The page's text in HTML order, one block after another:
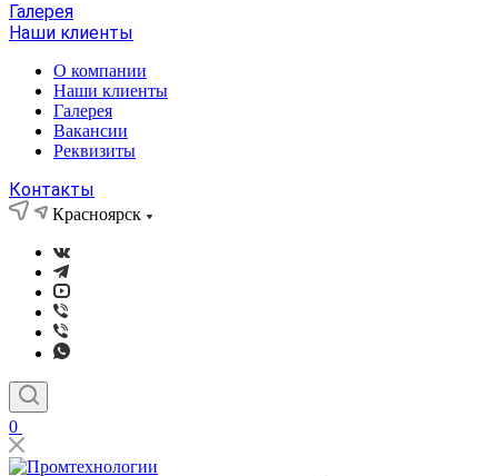
Галерея
Наши клиенты
О компании
Наши клиенты
Галерея
Вакансии
Реквизиты
Контакты
Красноярск
0